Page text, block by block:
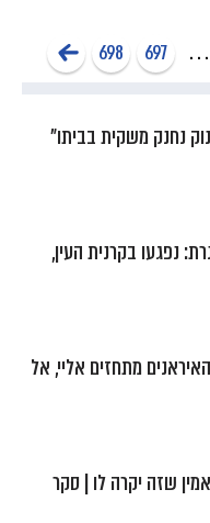
...
697
698
נחנק משקית בביתו"
נפגעו בקרנית העין,
חושף: האיראנים מתחזים אליי, אל
שזה יקרה לו | סקר